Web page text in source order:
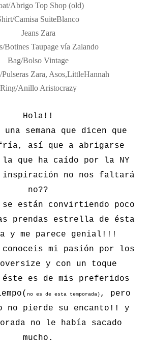
Abrigo Top Shop (old)
Camisa SuiteBlanco
Jeans Zara
Botines Taupage vía Zalando
Bag/Bolso Vintage
Pulseras Zara, Asos,LittleHannah
Ring/Anillo Aristocrazy
Hola!!
una semana que dicen que
fría, así que a abrigarse
que ha caído por la NY
inspiración no nos faltará
no??
están convirtiendo poco
prendas estrella de ésta
y me parece genial!!!
conoceis mi pasión por los
y con un toque
éste es de mis preferidos
no es de esta temporada) , pero
no pierde su encanto!! y
no le había sacado
mucho.